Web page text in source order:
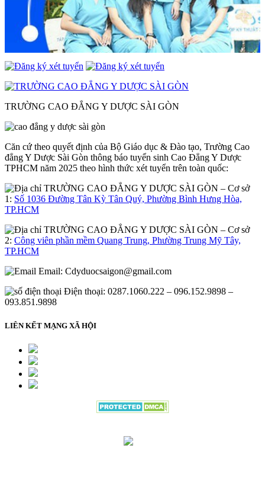
TRƯỜNG CAO ĐẲNG Y DƯỢC SÀI GÒN
Căn cứ theo quyết định của Bộ Giáo dục & Đào tạo, Trường Cao
đẳng Y Dược Sài Gòn thông báo tuyển sinh Cao Đẳng Y Dược
TPHCM năm 2025 theo hình thức xét tuyển trên toàn quốc:
– Cơ sở
1: Số 1036 Đường Tân Kỳ Tân Quý, Phường Bình Hưng Hòa,
TP.HCM
– Cơ sở
2: Công viên phần mềm Quang Trung, Phường Trung Mỹ Tây,
TP.HCM
Email: Cdyduocsaigon@gmail.com
Điện thoại: 0287.1060.222 – 096.152.9898 –
093.851.9898
LIÊN KẾT MẠNG XÃ HỘI